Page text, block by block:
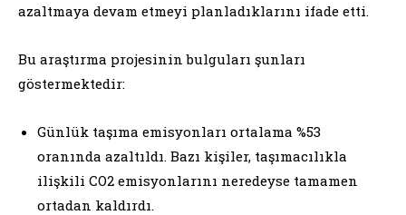
azaltmaya devam etmeyi planladıklarını ifade etti.
Bu araştırma projesinin bulguları şunları
göstermektedir:
Günlük taşıma emisyonları ortalama %53
oranında azaltıldı. Bazı kişiler, taşımacılıkla
ilişkili CO2 emisyonlarını neredeyse tamamen
ortadan kaldırdı.